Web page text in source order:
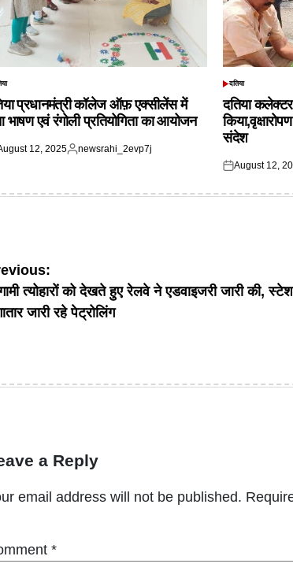
प्रधानमंत्री कॉलेज ऑफ़ एक्सीलेंस में
एवं रंगोली प्रतियोगिता का आयोजन
12, 2025
Posted
newsrahi_2evp7j
POSTED
दतिया
दतिया कलेक्टर
संदेश
Posted
August 12,
त्योहारों को देखते हुए रेलवे ने एडवाइजरी जारी की,
जारी रहे पेट्रोलिंग
a Reply
email address will not be published.
*